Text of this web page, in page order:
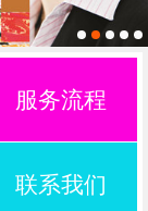
服务流程
联系我们